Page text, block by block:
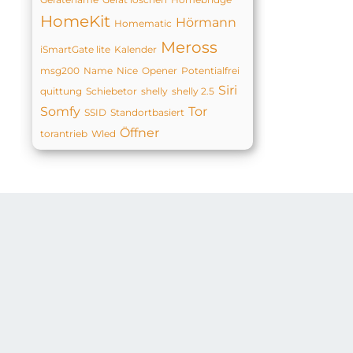
HomeKit Homematic Hörmann
iSmartGate lite Kalender Meross
msg200 Name Nice Opener Potentialfrei
quittung Schiebetor shelly shelly 2.5 Siri
Somfy SSID Standortbasiert Tor
torantrieb Wled Öffner